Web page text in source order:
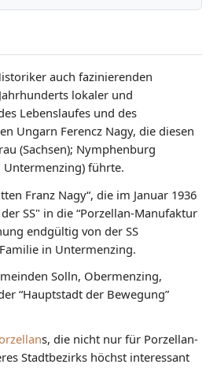
auch fazinierenden
lokaler und
Lebenslaufes und des
Ungarn Ferencz Nagy, die diesen
(Sachsen); Nymphenburg
Untermenzing) führte.
Franz Nagy“, die im Januar 1936
SS" in die “Porzellan-Manufaktur
endgültig von der SS
in Untermenzing.
Solln, Obermenzing,
“Hauptstadt der Bewegung”
s, die nicht nur für Porzellan-
Stadtbezirks höchst interessant